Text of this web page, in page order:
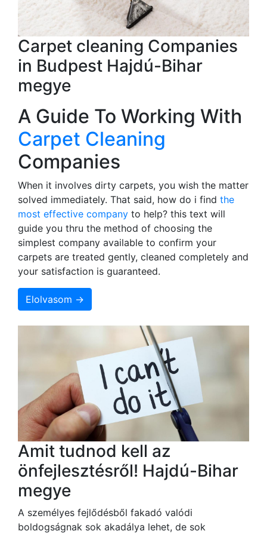
Carpet cleaning Companies
in Budpest Hajdú-Bihar
megye
A Guide To Working With
Carpet Cleaning
Companies
When it involves dirty carpets, you wish the matter
solved immediately. That said, how do i find the
most effective company to help? this text will
guide you thru the method of choosing the
simplest company available to confirm your
carpets are treated gently, cleaned completely and
your satisfaction is guaranteed.
Elolvasom →
Amit tudnod kell az
önfejlesztésről! Hajdú-Bihar
megye
A személyes fejlődésből fakadó valódi
boldogságnak sok akadálya lehet, de sok